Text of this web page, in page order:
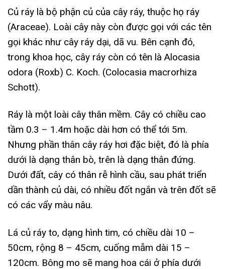
Củ ráy là bộ phận củ của cây ráy, thuộc họ ráy
(Araceae). Loài cây này còn được gọi với các tên
gọi khác như cây ráy dại, dã vu. Bên cạnh đó,
trong khoa học, cây ráy còn có tên là Alocasia
odora (Roxb) C. Koch. (Colocasia macrorhiza
Schott).
Ráy là một loài cây thân mềm. Cây có chiều cao
tầm 0.3 – 1.4m hoặc dài hơn có thể tới 5m.
Nhưng phần thân cây ráy hơi đặc biệt, đó là phía
dưới là dạng thân bò, trên là dạng thân đứng.
Dưới đất, cây có thân rễ hình cầu, sau phát triển
dần thành củ dài, có nhiều đốt ngắn và trên đốt sẽ
có các vẩy màu nâu.
Lá củ ráy to, dạng hình tim, có chiều dài 10 –
50cm, rộng 8 – 45cm, cuống mẫm dài 15 –
120cm. Bông mo sẽ mang hoa cái ở phía dưới